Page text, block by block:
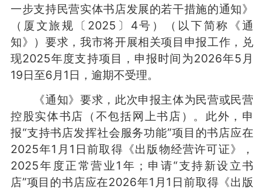
一步支持民营实体书店发展的若干措施的通知》
（厦文旅规〔2025〕4号）（以下简称《通
知》）要求，我市将开展相关项目申报工作，兑
现2025年度支持项目，申报时间为2026年5月
19日至6月1日，逾期不受理。
《通知》要求，此次申报主体为民营或民营
控股实体书店（不包括网上书店）。此外，申
报“支持书店发挥社会服务功能”项目的书店应在
2025年1月1日前取得《出版物经营许可证》，
2025年度正常营业1年；申请“支持新设立书
店”项目的书店应在2026年1月1日前取得《出版